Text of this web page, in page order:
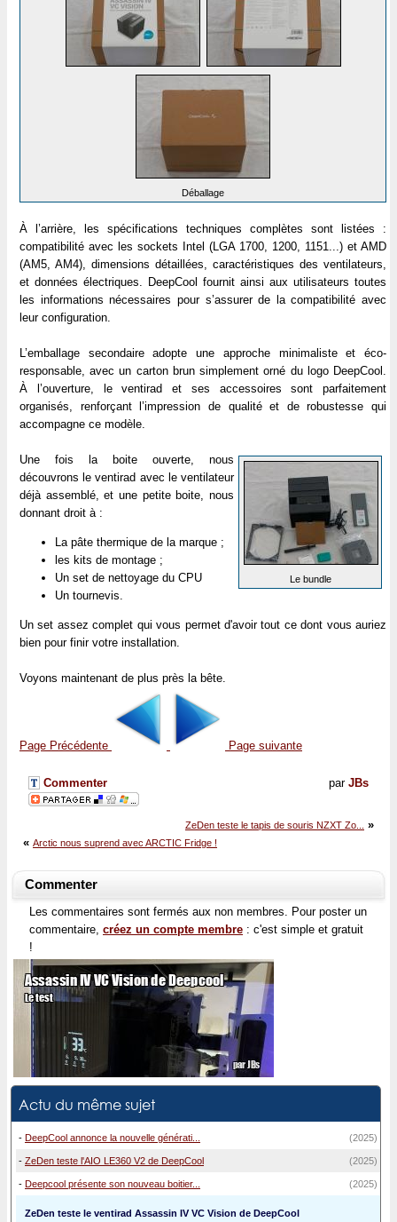
Déballage
À l’arrière, les spécifications techniques complètes sont listées :
compatibilité avec les sockets Intel (LGA 1700, 1200, 1151...) et AMD
(AM5, AM4), dimensions détaillées, caractéristiques des ventilateurs,
et données électriques. DeepCool fournit ainsi aux utilisateurs toutes
les informations nécessaires pour s’assurer de la compatibilité avec
leur configuration.
L’emballage secondaire adopte une approche minimaliste et éco-
responsable, avec un carton brun simplement orné du logo DeepCool.
À l’ouverture, le ventirad et ses accessoires sont parfaitement
organisés, renforçant l’impression de qualité et de robustesse qui
accompagne ce modèle.
Le bundle
Une fois la boite ouverte, nous
découvrons le ventirad avec le ventilateur
déjà assemblé, et une petite boite, nous
donnant droit à :
La pâte thermique de la marque ;
les kits de montage ;
Un set de nettoyage du CPU
Un tournevis.
Un set assez complet qui vous permet d'avoir tout ce dont vous auriez
bien pour finir votre installation.
Voyons maintenant de plus près la bête.
Page Précédente Page suivante
par JBs
Commenter
ZeDen teste le tapis de souris NZXT Zo...
»
« Arctic nous suprend avec ARCTIC Fridge !
Commenter
Les commentaires sont fermés aux non membres. Pour poster un
commentaire, créez un compte membre : c'est simple et gratuit
!
Actu du même sujet
- DeepCool annonce la nouvelle générati... (2025)
- ZeDen teste l'AIO LE360 V2 de DeepCool (2025)
- Deepcool présente son nouveau boitier... (2025)
ZeDen teste le ventirad Assassin IV VC Vision de DeepCool